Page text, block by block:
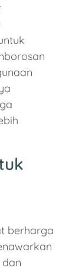
berharga